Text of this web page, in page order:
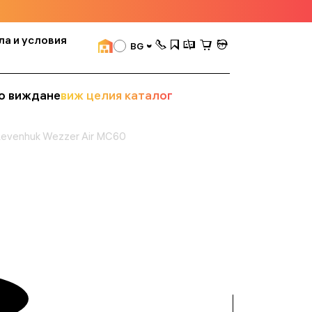
и условия
BG
вижданевиж целия каталог
Wezzer Air MC60